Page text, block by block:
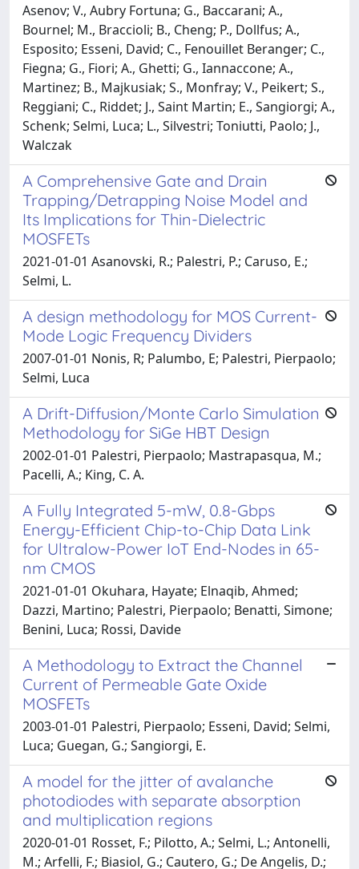
Asenov; V., Aubry Fortuna; G., Baccarani; A.,
Bournel; M., Braccioli; B., Cheng; P., Dollfus; A.,
Esposito; Esseni, David; C., Fenouillet Beranger; C.,
Fiegna; G., Fiori; A., Ghetti; G., Iannaccone; A.,
Martinez; B., Majkusiak; S., Monfray; V., Peikert; S.,
Reggiani; C., Riddet; J., Saint Martin; E., Sangiorgi; A.,
Schenk; Selmi, Luca; L., Silvestri; Toniutti, Paolo; J.,
Walczak
A Comprehensive Gate and Drain
Trapping/Detrapping Noise Model and
Its Implications for Thin-Dielectric
MOSFETs
2021-01-01 Asanovski, R.; Palestri, P.; Caruso, E.;
Selmi, L.
A design methodology for MOS Current-
Mode Logic Frequency Dividers
2007-01-01 Nonis, R; Palumbo, E; Palestri, Pierpaolo;
Selmi, Luca
A Drift-Diffusion/Monte Carlo Simulation
Methodology for SiGe HBT Design
2002-01-01 Palestri, Pierpaolo; Mastrapasqua, M.;
Pacelli, A.; King, C. A.
A Fully Integrated 5-mW, 0.8-Gbps
Energy-Efficient Chip-to-Chip Data Link
for Ultralow-Power IoT End-Nodes in 65-
nm CMOS
2021-01-01 Okuhara, Hayate; Elnaqib, Ahmed;
Dazzi, Martino; Palestri, Pierpaolo; Benatti, Simone;
Benini, Luca; Rossi, Davide
A Methodology to Extract the Channel
Current of Permeable Gate Oxide
MOSFETs
2003-01-01 Palestri, Pierpaolo; Esseni, David; Selmi,
Luca; Guegan, G.; Sangiorgi, E.
A model for the jitter of avalanche
photodiodes with separate absorption
and multiplication regions
2020-01-01 Rosset, F.; Pilotto, A.; Selmi, L.; Antonelli,
M.; Arfelli, F.; Biasiol, G.; Cautero, G.; De Angelis, D.;